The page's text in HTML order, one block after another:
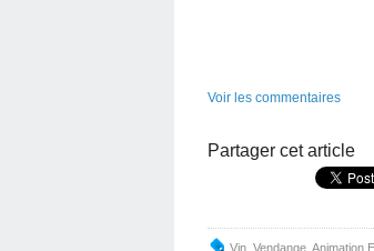
Voir les commentaires
Partager cet article
Vin Vendange Animation